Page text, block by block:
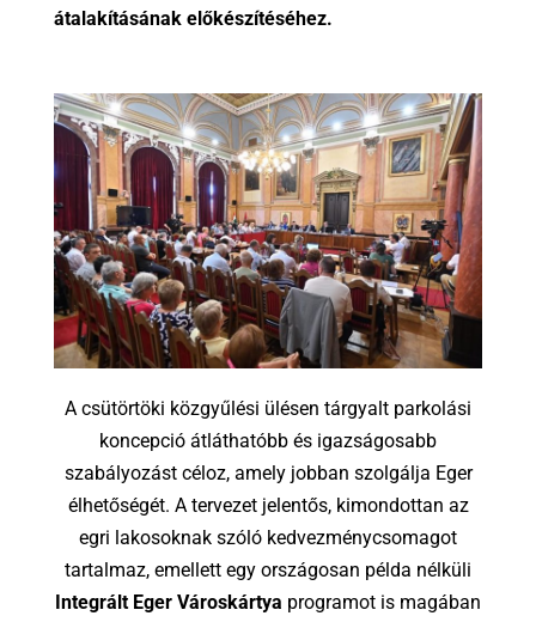
átalakításának előkészítéséhez.
A csütörtöki közgyűlési ülésen tárgyalt parkolási
koncepció átláthatóbb és igazságosabb
szabályozást céloz, amely jobban szolgálja Eger
élhetőségét. A tervezet jelentős, kimondottan az
egri lakosoknak szóló kedvezménycsomagot
tartalmaz, emellett egy országosan példa nélküli
Integrált Eger Városkártya programot is magában